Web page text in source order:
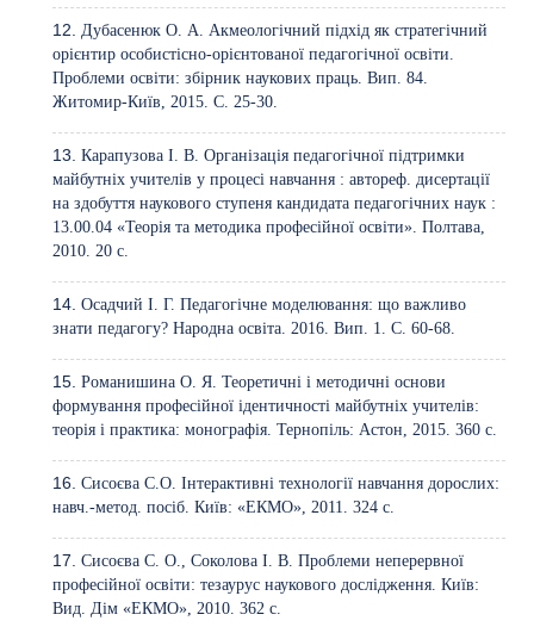
Дубасенюк О. А. Акмеологічний підхід як стратегічний
орієнтир особистісно-орієнтованої педагогічної освіти.
Проблеми освіти: збірник наукових праць. Вип. 84.
Житомир-Київ, 2015. С. 25-30.
Карапузова І. В. Організація педагогічної підтримки
майбутніх учителів у процесі навчання : автореф. дисертації
на здобуття наукового ступеня кандидата педагогічних наук :
13.00.04 «Теорія та методика професійної освіти». Полтава,
2010. 20 с.
Осадчий І. Г. Педагогічне моделювання: що важливо
знати педагогу? Народна освіта. 2016. Вип. 1. С. 60-68.
Романишина О. Я. Теоретичні і методичні основи
формування професійної ідентичності майбутніх учителів:
теорія і практика: монографія. Тернопіль: Астон, 2015. 360 с.
Сисоєва С.О. Інтерактивні технології навчання дорослих:
навч.-метод. посіб. Київ: «ЕКМО», 2011. 324 с.
Сисоєва С. О., Соколова І. В. Проблеми неперервної
професійної освіти: тезаурус наукового дослідження. Київ:
Вид. Дім «ЕКМО», 2010. 362 с.